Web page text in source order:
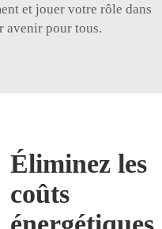
et jouer votre rôle dans
avenir pour tous.
Éliminez les
coûts